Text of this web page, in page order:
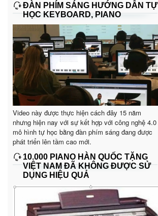
ĐÀN PHÍM SÁNG HƯỚNG DẪN TỰ
HỌC KEYBOARD, PIANO
Video này được thực hiện cách đây 15 năm
nhưng hiện nay với sự kết hợp với công nghệ 4.0
mô hình tự học bằng đàn phím sáng đang được
phát triển lên tầm cao mới.
10.000 PIANO HÀN QUỐC TẶNG
VIỆT NAM ĐÃ KHÔNG ĐƯỢC SỬ
DỤNG HIỆU QUẢ